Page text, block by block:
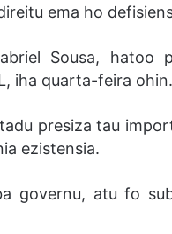
ema ho
Sousa, hatoo
iha quarta-feira ohin.
presiza tau
ezistensia.
governu, atu fo